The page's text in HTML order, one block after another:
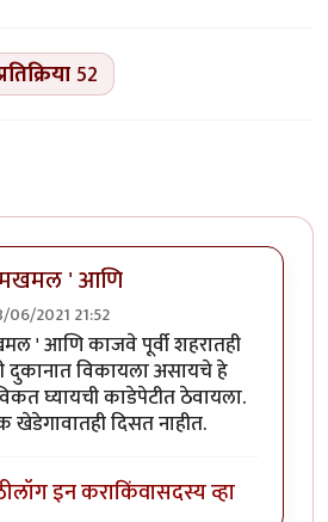
52
मखमल ' आणि
06/2021 21:52
' आणि काजवे पूर्वी शहरातही
दुकानात विकायला असायचे हे
घ्यायची काडेपेटीत ठेवायला.
खेडेगावातही दिसत नाहीत.
लॉग इन कराकिंवासदस्य व्हा